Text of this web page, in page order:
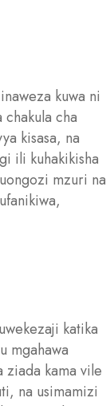
kuwa ni
cha
kisasa, na
ili kuhakikisha
mzuri na
katika
mgahawa
ziada kama vile
na usimamizi